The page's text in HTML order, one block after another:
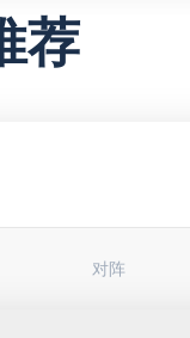
荐
对阵